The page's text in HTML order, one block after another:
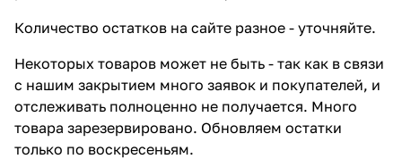
Количество остатков на сайте разное - уточняйте.
Некоторых товаров может не быть - так как в связи
с нашим закрытием много заявок и покупателей, и
отслеживать полноценно не получается. Много
товара зарезервировано. Обновляем остатки
только по воскресеньям.